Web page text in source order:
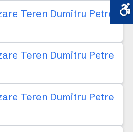
Teren Dumitru Petre
Teren Dumitru Petre
Teren Dumitru Petre